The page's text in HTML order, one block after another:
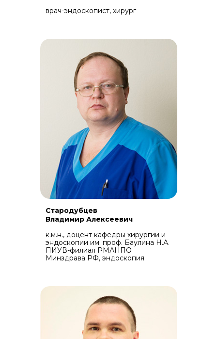
врач-эндоскопист, хирург
Стародубцев
Владимир Алексеевич
к.м.н., доцент кафедры хирургии и
эндоскопии им. проф. Баулина Н.А.
ПИУВ-филиал РМАНПО
Минздрава РФ, эндоскопия